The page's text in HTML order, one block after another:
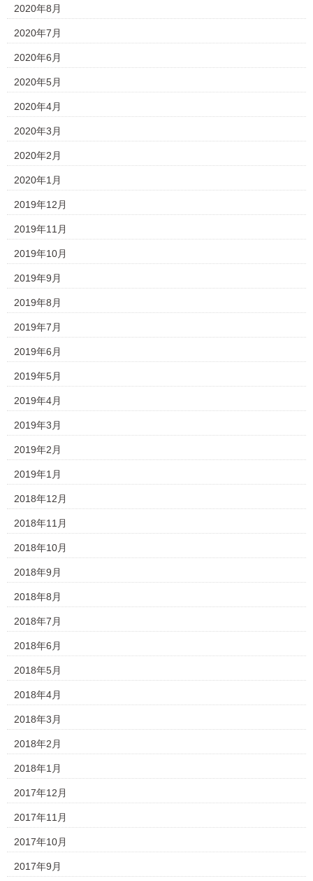
2020年8月
2020年7月
2020年6月
2020年5月
2020年4月
2020年3月
2020年2月
2020年1月
2019年12月
2019年11月
2019年10月
2019年9月
2019年8月
2019年7月
2019年6月
2019年5月
2019年4月
2019年3月
2019年2月
2019年1月
2018年12月
2018年11月
2018年10月
2018年9月
2018年8月
2018年7月
2018年6月
2018年5月
2018年4月
2018年3月
2018年2月
2018年1月
2017年12月
2017年11月
2017年10月
2017年9月